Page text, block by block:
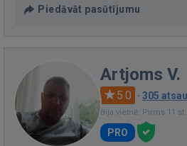
Piedāvāt pasūtījumu
Artjoms V.
5.0 · 305
Bija vietnē: Pirms 11 st.
PRO